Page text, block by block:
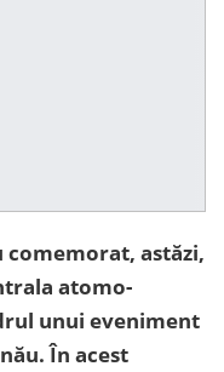
astăzi,
atomo-
unui eveniment
În acest